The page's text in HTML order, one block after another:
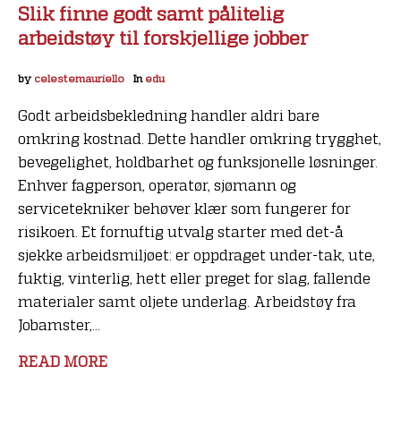
Slik finne godt samt pålitelig
arbeidstøy til forskjellige jobber
by celestemauriello In edu
Godt arbeidsbekledning handler aldri bare
omkring kostnad. Dette handler omkring trygghet,
bevegelighet, holdbarhet og funksjonelle løsninger.
Enhver fagperson, operatør, sjømann og
servicetekniker behøver klær som fungerer for
risikoen. Et fornuftig utvalg starter med det-å
sjekke arbeidsmiljøet: er oppdraget under-tak, ute,
fuktig, vinterlig, hett eller preget for slag, fallende
materialer samt oljete underlag. Arbeidstøy fra
Jobamster,...
READ MORE